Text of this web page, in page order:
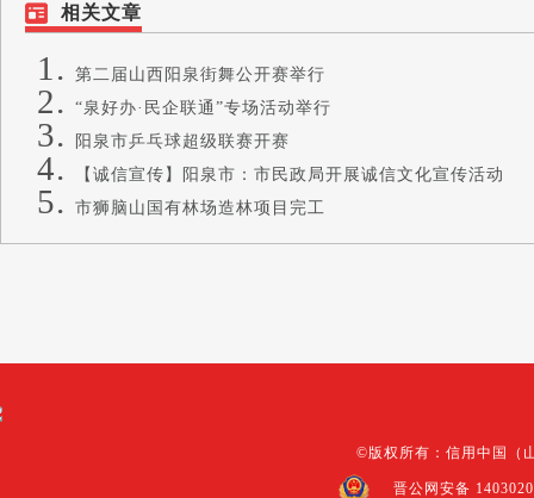
相关文章
第二届山西阳泉街舞公开赛举行
“泉好办·民企联通”专场活动举行
阳泉市乒乓球超级联赛开赛
【诚信宣传】阳泉市：市民政局开展诚信文化宣传活动
市狮脑山国有林场造林项目完工
©版权所有：信用中国（
晋公网安备